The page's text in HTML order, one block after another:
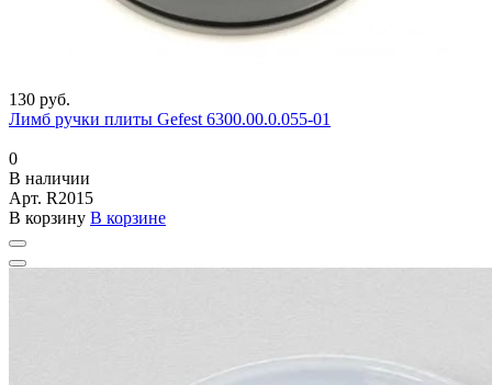
130 руб.
Лимб ручки плиты Gefest 6300.00.0.055-01
0
В наличии
Арт. R2015
В корзину В корзине